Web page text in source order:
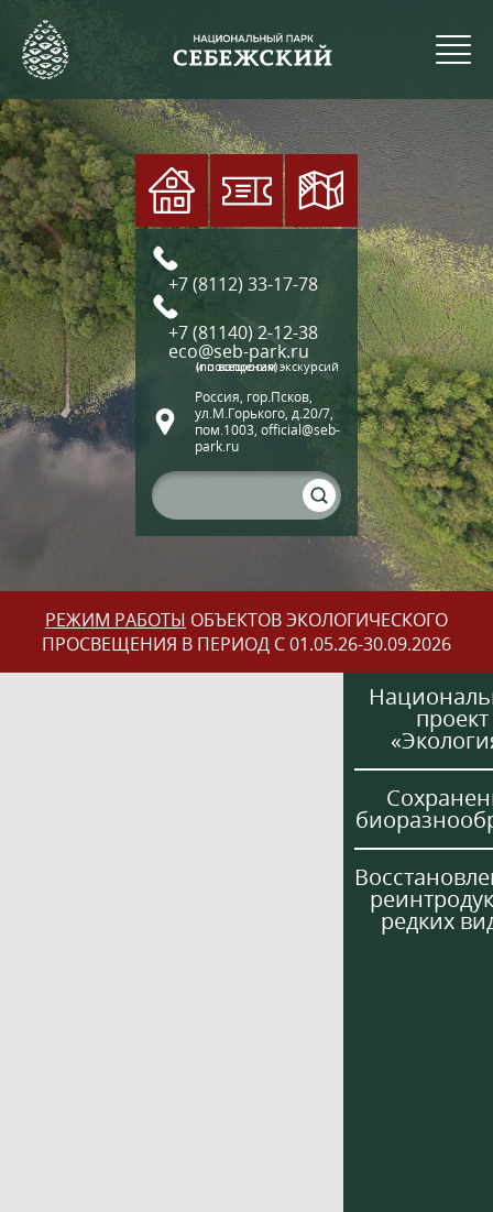
+7 (8112) 33-17-78
+7 (81140) 2-12-38
eco@seb-park.ru
(по вопросам экскурсий и посещения)
Россия, гор.Псков,
ул.М.Горького, д.20/7,
пом.1003, official@seb-
park.ru
РЕЖИМ РАБОТЫ ОБЪЕКТОВ ЭКОЛОГИЧЕСКОГО
ПРОСВЕЩЕНИЯ В ПЕРИОД С 01.05.26-30.09.2026
проект
редких